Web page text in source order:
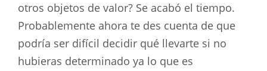
otros objetos de valor? Se acabó el tiempo.
Probablemente ahora te des cuenta de que
podría ser difícil decidir qué llevarte si no
hubieras determinado ya lo que es